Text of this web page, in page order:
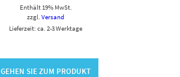
Enthält 19% MwSt.
zzgl. Versand
Lieferzeit: ca. 2-3 Werktage
GEHEN SIE ZUM PRODUKT